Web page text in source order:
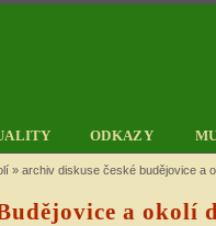
ODKAZY
» archiv diskuse české budějovice a
a okolí